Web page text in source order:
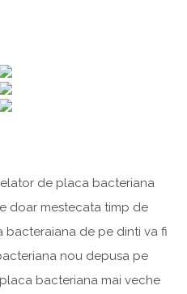
de placa bacteriana
doar mestecata timp de
bacteraiana de pe dinti va fi
nou depusa pe
bacteriana mai veche